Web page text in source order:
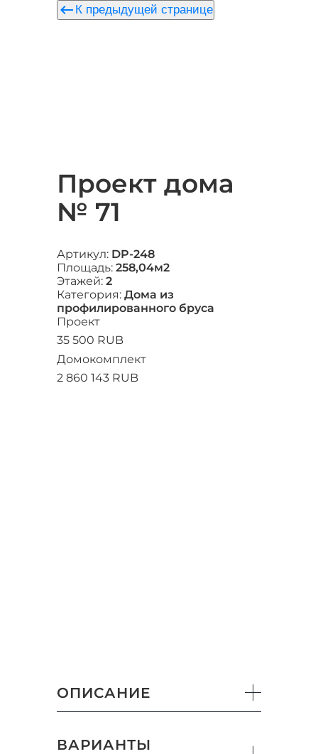
keyboard_backspace К предыдущей странице
Проект дома
№ 71
Артикул: DP-248
Площадь: 258,04м2
Этажей: 2
Категория: Дома из
профилированного бруса
Проект
35 500 RUB
Домокомплект
2 860 143 RUB
ОПИСАНИЕ
ВАРИАНТЫ